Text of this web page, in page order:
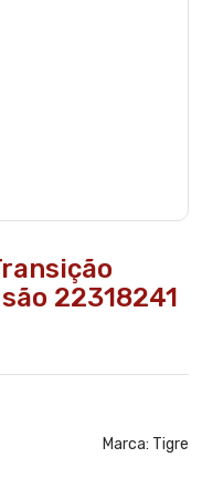
22318241
Marca: Tigre